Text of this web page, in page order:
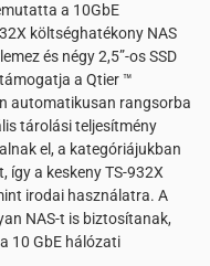
a 10GbE
költséghatékony NAS
és négy 2,5”-os SSD
a Qtier ™
automatikusan rangsorba
tárolási teljesítmény
el, a kategóriájukban
így a keskeny TS-932X
irodai használatra. A
NAS-t is biztosítanak,
10 GbE hálózati